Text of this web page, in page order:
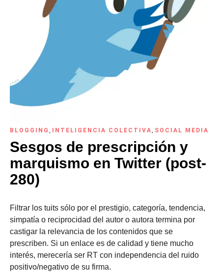
BLOGGING , INTELIGENCIA COLECTIVA, SOCIAL MEDIA
Sesgos de prescripción y
marquismo en Twitter (post-
280)
Filtrar los tuits sólo por el prestigio, categoría, tendencia,
simpatía o reciprocidad del autor o autora termina por
castigar la relevancia de los contenidos que se
prescriben. Si un enlace es de calidad y tiene mucho
interés, merecería ser RT con independencia del ruido
positivo/negativo de su firma.